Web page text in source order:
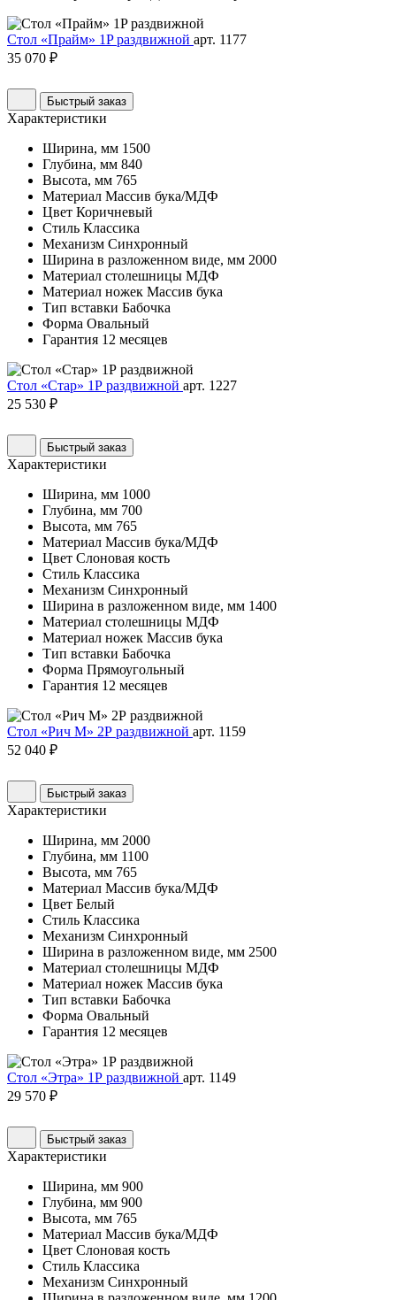
Стол «Прайм» 1P раздвижной арт. 1177
35 070 ₽
Быстрый заказ
Характеристики
Ширина, мм 1500
Глубина, мм 840
Высота, мм 765
Материал Массив бука/МДФ
Цвет Коричневый
Стиль Классика
Механизм Синхронный
Ширина в разложенном виде, мм 2000
Материал столешницы МДФ
Материал ножек Массив бука
Тип вставки Бабочка
Форма Овальный
Гарантия 12 месяцев
Стол «Стар» 1Р раздвижной арт. 1227
25 530 ₽
Быстрый заказ
Характеристики
Ширина, мм 1000
Глубина, мм 700
Высота, мм 765
Материал Массив бука/МДФ
Цвет Слоновая кость
Стиль Классика
Механизм Синхронный
Ширина в разложенном виде, мм 1400
Материал столешницы МДФ
Материал ножек Массив бука
Тип вставки Бабочка
Форма Прямоугольный
Гарантия 12 месяцев
Стол «Рич М» 2Р раздвижной арт. 1159
52 040 ₽
Быстрый заказ
Характеристики
Ширина, мм 2000
Глубина, мм 1100
Высота, мм 765
Материал Массив бука/МДФ
Цвет Белый
Стиль Классика
Механизм Синхронный
Ширина в разложенном виде, мм 2500
Материал столешницы МДФ
Материал ножек Массив бука
Тип вставки Бабочка
Форма Овальный
Гарантия 12 месяцев
Стол «Этра» 1Р раздвижной арт. 1149
29 570 ₽
Быстрый заказ
Характеристики
Ширина, мм 900
Глубина, мм 900
Высота, мм 765
Материал Массив бука/МДФ
Цвет Слоновая кость
Стиль Классика
Механизм Синхронный